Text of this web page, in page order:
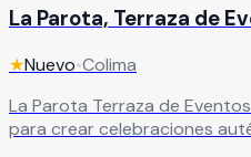
La Parota, Terraza de
★Nuevo•Colima
La Parota Terraza de
para crear celebraciones